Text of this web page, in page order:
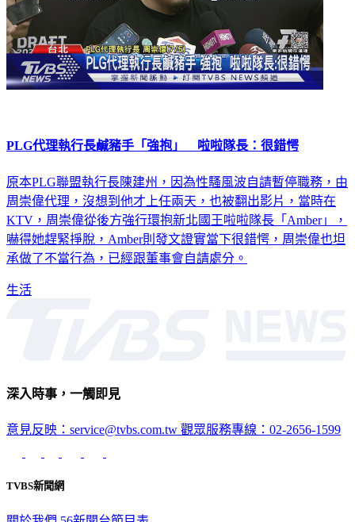
PLG代理執行長鹹豬手「強抱」 啦啦隊長：很錯愕
原本PLG聯盟執行長陳建州，因為性騷風波自請暫停職務，由
周崇偉代理，沒想到他才上任兩天，也被翻出影片，當時在
KTV，周崇偉從後方強行環抱新北國王啦啦隊長「Amber」，
嚇得她趕緊掙脫，Amber則發文證實當下很錯愕，周崇偉也坦
承做了不當行為，已經跟董事會自請處分。
生活
深入時事，一觸即見
意見反映：service@tvbs.com.tw 觀眾服務專線：02-2656-1599
TVBS新聞網